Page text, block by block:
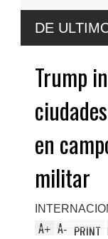
DE
extirpada una lesión
Trump
en
militar
A+ A- PRINT